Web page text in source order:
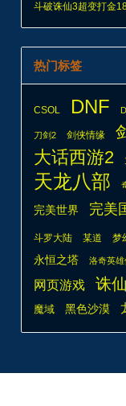
斗破诛仙3超变打金
热门标签
CSOL DNF
刀剑2 剑侠情缘
大话西游2
天龙八部
完美世界 完美
斗罗大陆 某道 梦
永恒之塔
洛奇英雄
网页游戏 诛
魔域 黑色沙漠